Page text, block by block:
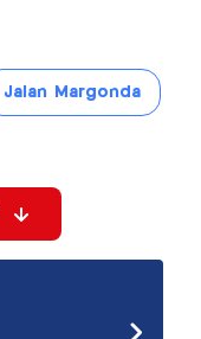
Jalan Margonda